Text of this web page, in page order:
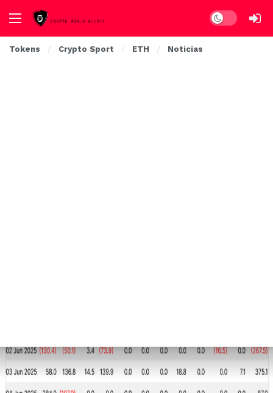
Dark mode
Tokens Crypto Sport ETH Noticias
NOTICIAS ETHEREUM